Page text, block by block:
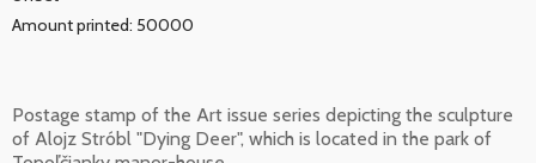
Amount printed: 50000
Postage stamp of the Art issue series depicting the sculpture
of Alojz Stróbl "Dying Deer", which is located in the park of